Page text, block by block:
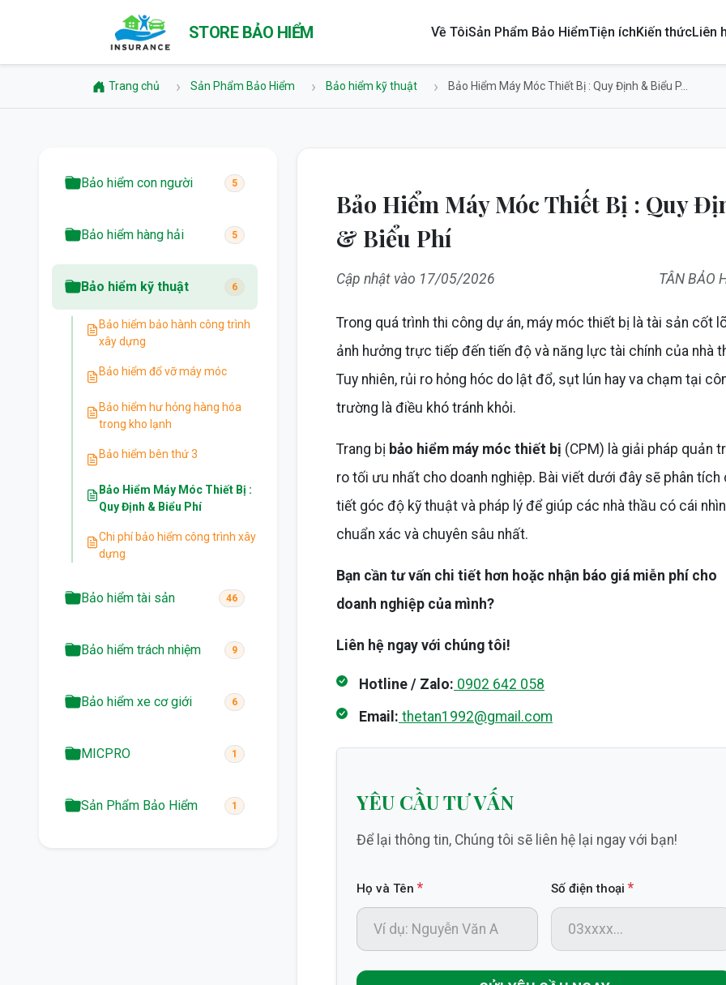
STORE BẢO HIỂM Về TôiSản Phẩm Bảo HiểmTiện íchKiến thứcLiên
Trang chủ Sản Phẩm Bảo Hiểm Bảo hiểm kỹ thuật Bảo Hiểm Máy Móc Thiết Bị : Quy Định & Biểu P...
Bảo hiểm con người 5
Bảo hiểm hàng hải 5
Bảo hiểm kỹ thuật 6
Bảo hiểm bảo hành công trình
xây dựng
Bảo hiểm đổ vỡ máy móc
Bảo hiểm hư hỏng hàng hóa
trong kho lạnh
Bảo hiểm bên thứ 3
Bảo Hiểm Máy Móc Thiết Bị :
Quy Định & Biểu Phí
Chi phí bảo hiểm công trình xây
dựng
Bảo hiểm tài sản 46
Bảo hiểm trách nhiệm 9
Bảo hiểm xe cơ giới 6
MICPRO 1
Sản Phẩm Bảo Hiểm 1
Bảo Hiểm Máy Móc Thiết Bị : Quy
& Biểu Phí
Cập nhật vào 17/05/2026 TÂN BẢO
Trong quá trình thi công dự án, máy móc thiết bị là tài sản cốt
ảnh hưởng trực tiếp đến tiến độ và năng lực tài chính của nhà
Tuy nhiên, rủi ro hỏng hóc do lật đổ, sụt lún hay va chạm tại
trường là điều khó tránh khỏi.
Trang bị bảo hiểm máy móc thiết bị (CPM) là giải pháp quản
ro tối ưu nhất cho doanh nghiệp. Bài viết dưới đây sẽ phân tích
tiết góc độ kỹ thuật và pháp lý để giúp các nhà thầu có cái nhìn
chuẩn xác và chuyên sâu nhất.
Bạn cần tư vấn chi tiết hơn hoặc nhận báo giá miễn phí cho
doanh nghiệp của mình?
Liên hệ ngay với chúng tôi!
Hotline / Zalo: 0902 642 058
Email: thetan1992@gmail.com
YÊU CẦU TƯ VẤN
Để lại thông tin, Chúng tôi sẽ liên hệ lại ngay với bạn!
Họ và Tên * Số điện thoại *